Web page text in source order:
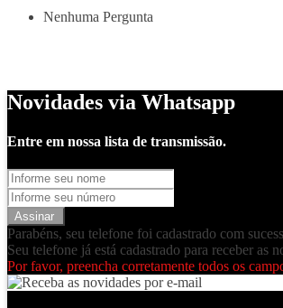
Nenhuma Pergunta
Novidades via Whatsapp
Entre em nossa lista de transmissão.
Assinar
Parabéns, seu telefone foi cadastrado com
Seu telefone já está cadastrado para receber as
Por favor, preencha corretamente todos os